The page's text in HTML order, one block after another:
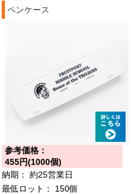
ペンケース
参考価格：
455円(1000個)
納期：
約25営業日
最低ロット：
150個